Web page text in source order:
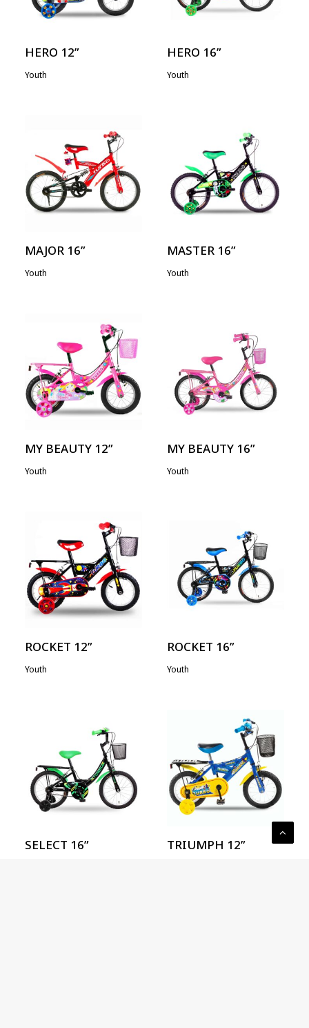
HERO 12”
Youth
HERO 16”
Youth
MAJOR 16”
Youth
MASTER 16”
Youth
MY BEAUTY 12”
Youth
MY BEAUTY 16”
Youth
ROCKET 12”
Youth
ROCKET 16”
Youth
SELECT 16” TRIUMPH 12”